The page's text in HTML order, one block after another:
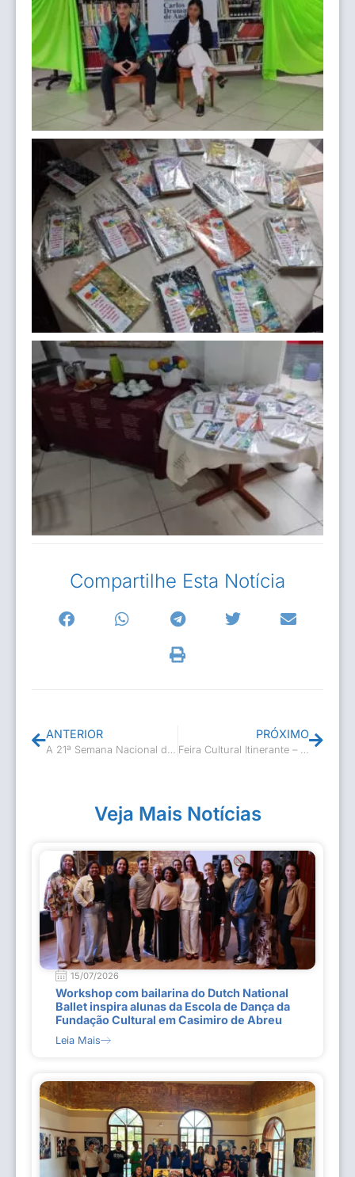
Compartilhe Esta Notícia
ANTERIOR PRÓXIMO
Veja Mais Notícias
15/07/2026
Workshop com bailarina do Dutch National
Ballet inspira alunas da Escola de Dança da
Fundação Cultural em Casimiro de Abreu
Leia Mais